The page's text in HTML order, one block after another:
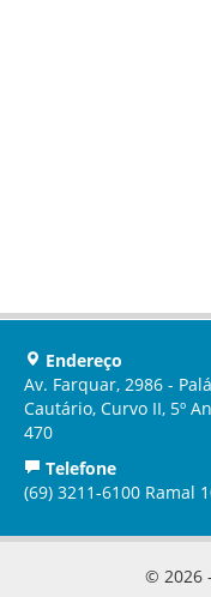
Endereço
Av. Farquar, 2986 -
Cautário, Curvo II, 5º
470
Telefone
(69) 3211-6100 Ramal
© 2026